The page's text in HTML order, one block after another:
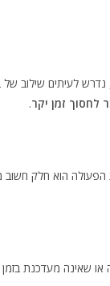
לעיתים שילוב של
לחסוך זמן יקר.
הפעולה הוא חלק
שאינה מעדכנת